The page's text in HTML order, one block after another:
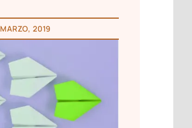
MARZO, 2019